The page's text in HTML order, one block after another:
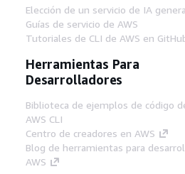
Elección de un servicio de IA
Guías de servicio de AWS
Tutoriales de CLI de AWS en
Herramientas Para
Desarrolladores
Biblioteca de ejemplos de código
AWS CLI
Centro de creadores en AWS
Blog de herramientas para
AWS